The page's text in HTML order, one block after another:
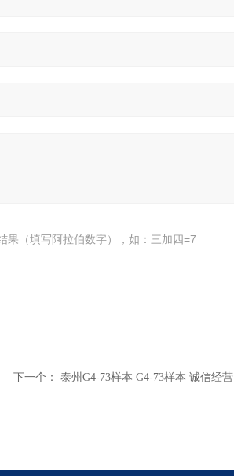
果（填写阿拉伯数字），如：三加四=7
下一个： 泰州G4-73样本 G4-73样本 诚信经营